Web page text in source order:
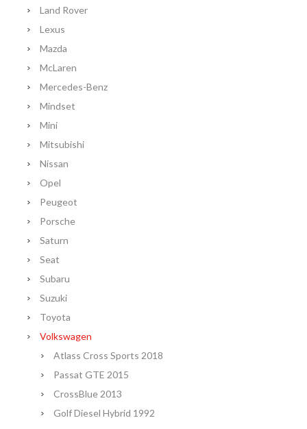
Land Rover
Lexus
Mazda
McLaren
Mercedes-Benz
Mindset
Mini
Mitsubishi
Nissan
Opel
Peugeot
Porsche
Saturn
Seat
Subaru
Suzuki
Toyota
Volkswagen
Atlass Cross Sports 2018
Passat GTE 2015
CrossBlue 2013
Golf Diesel Hybrid 1992